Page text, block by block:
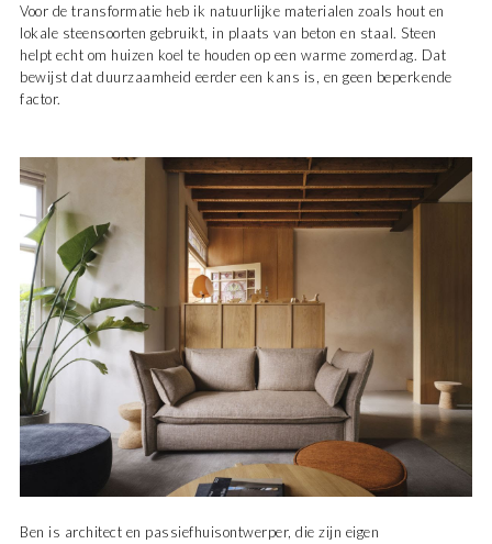
Voor de transformatie heb ik natuurlijke materialen zoals hout en
lokale steensoorten gebruikt, in plaats van beton en staal. Steen
helpt echt om huizen koel te houden op een warme zomerdag. Dat
bewijst dat duurzaamheid eerder een kans is, en geen beperkende
factor.
Ben is architect en passiefhuisontwerper, die zijn eigen